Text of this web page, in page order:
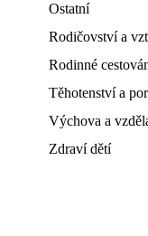
Ostatní
Rodičovství a
Rodinné
Těhotenství a
Výchova a
Zdraví dětí